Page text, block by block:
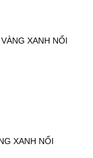
XANH NỔI
XANH NỔI